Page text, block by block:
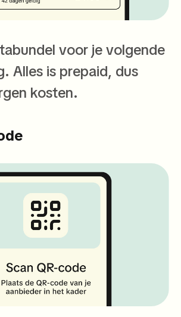
voor je volgende
Alles is prepaid, dus
kosten.